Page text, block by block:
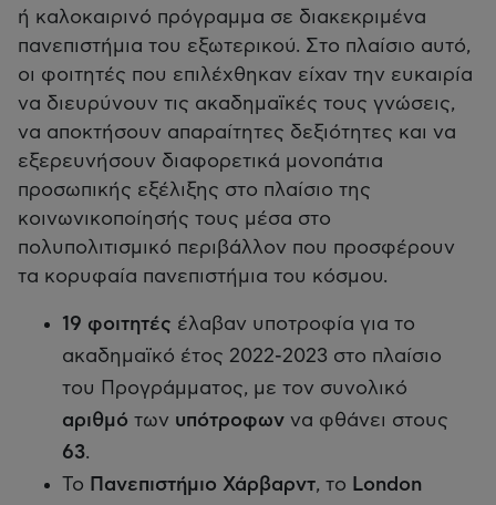
ή καλοκαιρινό πρόγραμμα σε διακεκριμένα
πανεπιστήμια του εξωτερικού. Στο πλαίσιο αυτό,
οι φοιτητές που επιλέχθηκαν είχαν την ευκαιρία
να διευρύνουν τις ακαδημαϊκές τους γνώσεις,
να αποκτήσουν απαραίτητες δεξιότητες και να
εξερευνήσουν διαφορετικά μονοπάτια
προσωπικής εξέλιξης στο πλαίσιο της
κοινωνικοποίησής τους μέσα στο
πολυπολιτισμικό περιβάλλον που προσφέρουν
τα κορυφαία πανεπιστήμια του κόσμου.
19 φοιτητές έλαβαν υποτροφία για το
ακαδημαϊκό έτος 2022-2023 στο πλαίσιο
του Προγράμματος, με τον συνολικό
αριθμό των υπότροφων να φθάνει στους
63.
Το Πανεπιστήμιο Χάρβαρντ, το London